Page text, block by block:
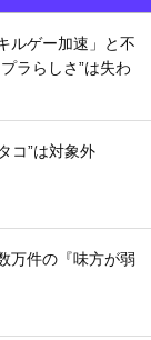
ルゲー加速」と不
ラらしさ”は失わ
コ”は対象外
万件の『味方が弱